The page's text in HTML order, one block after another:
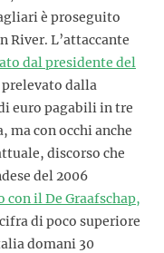
è proseguito
River. L’attaccante
dal presidente del
prelevato dalla
euro pagabili in tre
con occhi anche
discorso che
del 2006
il De Graafschap,
di poco superiore
domani 30